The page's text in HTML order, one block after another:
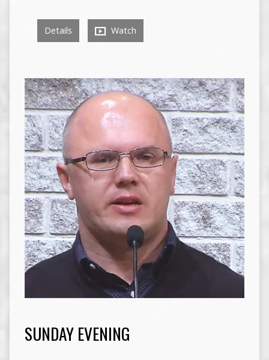
Details Watch
SUNDAY EVENING